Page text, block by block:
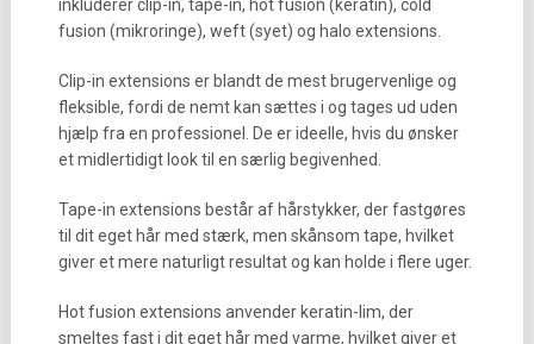
inkluderer clip-in, tape-in, hot fusion (keratin), cold
fusion (mikroringe), weft (syet) og halo extensions.
Clip-in extensions er blandt de mest brugervenlige og
fleksible, fordi de nemt kan sættes i og tages ud uden
hjælp fra en professionel. De er ideelle, hvis du ønsker
et midlertidigt look til en særlig begivenhed.
Tape-in extensions består af hårstykker, der fastgøres
til dit eget hår med stærk, men skånsom tape, hvilket
giver et mere naturligt resultat og kan holde i flere uger.
Hot fusion extensions anvender keratin-lim, der
smeltes fast i dit eget hår med varme, hvilket giver et